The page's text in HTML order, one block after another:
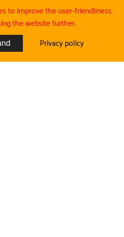
to improve the user-friendliness.
the website further.
Privacy policy